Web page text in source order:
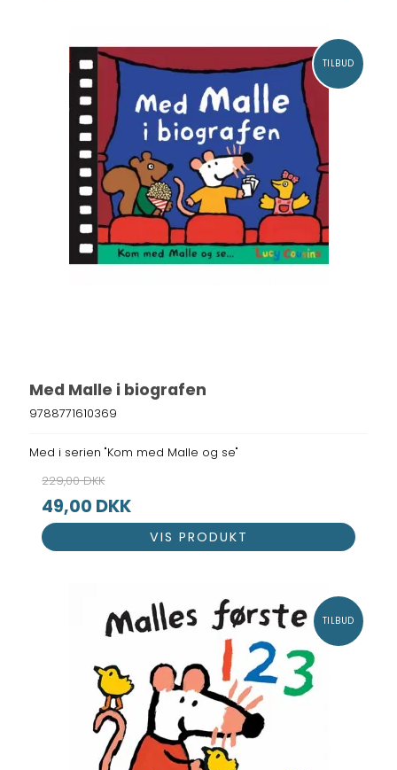
TILBUD
Med Malle i biografen
9788771610369
Med i serien "Kom med Malle og se"
229,00 DKK
49,00 DKK
VIS PRODUKT
TILBUD